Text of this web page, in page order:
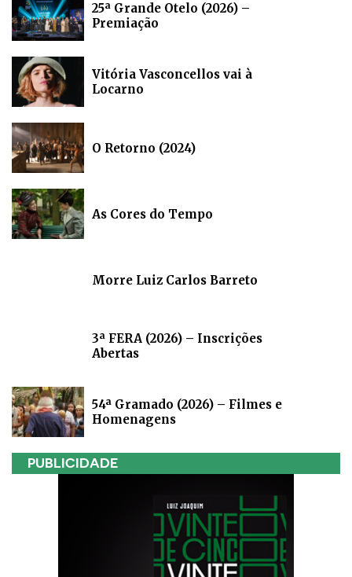
25ª Grande Otelo (2026) –
Premiação
Vitória Vasconcellos vai à
Locarno
O Retorno (2024)
As Cores do Tempo
Morre Luiz Carlos Barreto
3ª FERA (2026) – Inscrições
Abertas
54ª Gramado (2026) – Filmes e
Homenagens
PUBLICIDADE